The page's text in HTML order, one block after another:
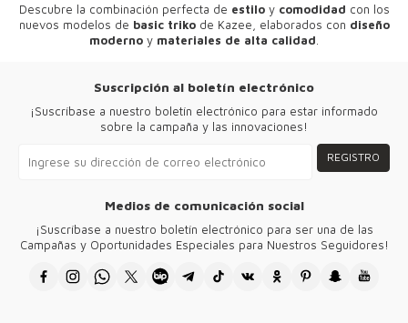
Descubre la combinación perfecta de estiloy comodidad con los
nuevos modelos de basic trikode Kazee, elaborados con diseño
moderno y materiales de alta calidad
Suscripción al boletín electrónico
¡Suscríbase a nuestro boletín electrónico para estar informado
sobre la campaña y las innovaciones!
REGISTRO
Medios de comunicación social
¡Suscríbase a nuestro boletín electrónico para ser una de las
Campañas y Oportunidades Especiales para Nuestros Seguidores!